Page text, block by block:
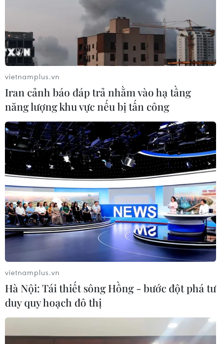
Cờ đỏ sao vàng tràn ngập từ phố cho đến những con ngõ nhỏ
của Thủ đô. (Ảnh: Minh Hiếu/Vietnam +)
Tòa nhà ở Vincom Smart City (Tây Mỗ) khoác lên mình "tấm áo"
rực rỡ sắc màu đỏ tươi từ lá cờ Tổ quốc mang đến niềm tự hào
và tinh thần dân tộc. (Ảnh: PV/Vietnam+)
vietnamplus.vn
Iran cảnh báo đáp trả nhằm vào hạ tầng
năng lượng khu vực nếu bị tấn công
vietnamplus.vn
Hà Nội: Tái thiết sông Hồng - bước đột phá tư
duy quy hoạch đô thị